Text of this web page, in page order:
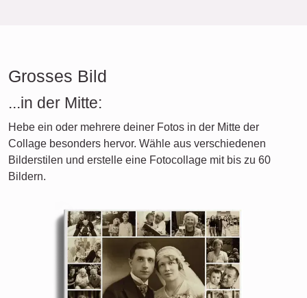
Grosses Bild
...in der Mitte:
Hebe ein oder mehrere deiner Fotos in der Mitte der
Collage besonders hervor. Wähle aus verschiedenen
Bilderstilen und erstelle eine Fotocollage mit bis zu 60
Bildern.